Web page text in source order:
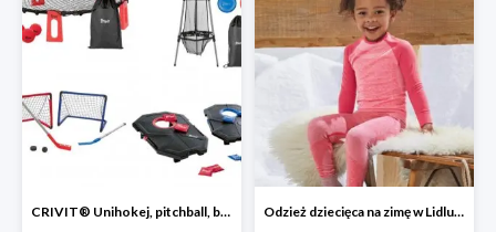
CRIVIT® Unihokej, pitchball, bean bag lub disc golf Odzież dziecięca na zimę w Lidlu Online od 9,99 zł